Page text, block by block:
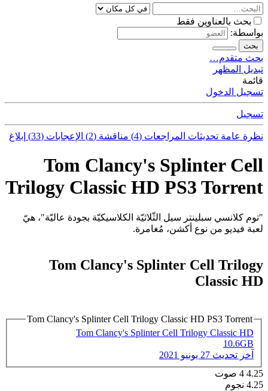
بحث بالعناوين فقط
بواسطة:
بحث
بحث متقدم…
تبديل المظهر
قائمة
تسجيل الدخول
تسجيل
نظرة عامة تحديثات المراجعات (4) مناقشة (2) الإعجابات (33) إبلاغ
Tom Clancy's Splinter Cell
Trilogy Classic HD PS3 Torrent
"توم كلانسي سبلينتر سيل الثّلاثيّة الكلاسيكيّة بجودة عاليّة"، هيّ
لعبة فيديو من نوع أكشن، مُغامرة.
Tom Clancy's Splinter Cell Trilogy
Classic HD
Tom Clancy's Splinter Cell Trilogy Classic HD PS3 Torrent
Tom Clancy's Splinter Cell Trilogy Classic HD
10.6GB
آخر تحديث 27 يونيو 2021
4.25
4 صوت
4.25 نجوم